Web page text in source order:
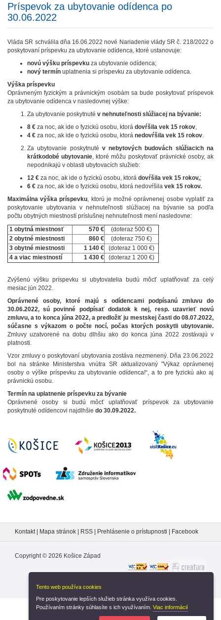
Príspevok za ubytovanie odídenca po
30.06.2022
Vláda SR schválila dňa 16.06.2022 nové Nariadenie vlády SR č. 218/2022 o
poskytovaní príspevku za ubytovanie odídenca, ktoré ustanovuje:
novú výšku príspevku za ubytovanie odídenca;
nový termín uplatnenia si príspevku za ubytovanie odídenca.
Výška príspevku
Oprávneným fyzickým a právnickým osobám sa bude poskytovať príspevok
za ubytovanie odídenca v nasledovnej výške:
Za ubytovanie poskytnuté v nehnuteľnosti slúžiacej na bývanie:
8 € za noc, ak ide o fyzickú osobu, ktorá dovŕšila vek 15 rokov
4 € za noc, ak ide o fyzickú osobu, ktorá nedovŕšila vek 15 rokov
Za ubytovanie poskytnuté v nebytových budovách slúžiacich na
krátkodobé ubytovanie , ktoré môžu poskytovať právnické osoby, ak
nepodnikajú v oblasti ubytovacích služieb:
12 € za noc, ak ide o fyzickú osobu, ktorá dovŕšila vek 15 rokov,;
6 € za noc, ak ide o fyzickú osobu, ktorá nedovŕšila vek 15 rokov.
Maximálna výška príspevku , ktorú je možné oprávnenej osobe vyplatiť za
poskytovanie ubytovania v nehnuteľnosti slúžiacej na bývanie sa podľa
počtu obytných miestností príslušnej nehnuteľnosti mení nasledovne:
1 obytná miestnosť
570 €
(doteraz 500 €)
2 obytné miestnosti
860 €
(doteraz 750 €)
3 obytné miestnosti
1 140 €
(doteraz 1 000 €)
4 a viac miestností
1 430 € (doteraz 1 200 €)
Zvýšenú výšku príspevku si ubytovatelia budú môcť uplatňovať za celý
mesiac jún 2022.
Oprávnené osoby, ktoré majú s odídencami podpísanú zmluvu do
30.06.2022, sú povinné podpísať dodatok k nej, resp. uzavrieť novú
zmluvu, a to konca júna 2022, a predložiť ju mestskej časti do 08.07.2022,
súčasne s výkazom o počte nocí, počas ktorých poskytli ubytovanie.
Zmluvy uzatvorené na dobu dlhšiu ako do konca júna 2022 zostávajú v
platnosti.
Vzor zmluvy o poskytovaní ubytovania zostáva nezmenený. Dňa 23.06.2022
bol na stránke Ministerstva vnútra SR aktualizovaný "Výkaz oprávnenej
osoby o výške príspevku za ubytovanie odídenca!“, a to pre fyzickú ako aj
právnickú osobu.
Termín na uplatnenie príspevku za bývanie
Oprávnené osoby si budú môcť uplatňovať príspevok za ubytovanie
poskytnuté odídencovi najdlhšie do 30.09.2022.
Kontakt | Mapa stránok | RSS | Prehlásenie o prístupnosti | Facebook
Copyright © 2026 Košice Západ
Nastavenia cookies
Tento web používa cookies
Pre poskytovanie lepších služieb stránka využíva cookies.
Používaním stránky súhlasíte s ich využívaním. Viac informácií